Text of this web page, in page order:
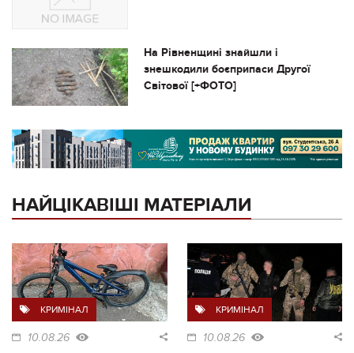
На Рівненщині знайшли і
знешкодили боєприпаси Другої
Світової [+ФОТО]
НАЙЦІКАВІШІ МАТЕРІАЛИ
КРИМІНАЛ
10.08.26
КРИМІНАЛ
10.08.26